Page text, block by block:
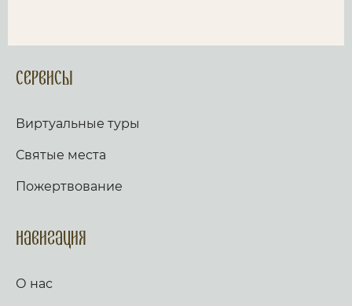
Сервисы
Виртуальные туры
Святые места
Пожертвование
Навигация
О нас